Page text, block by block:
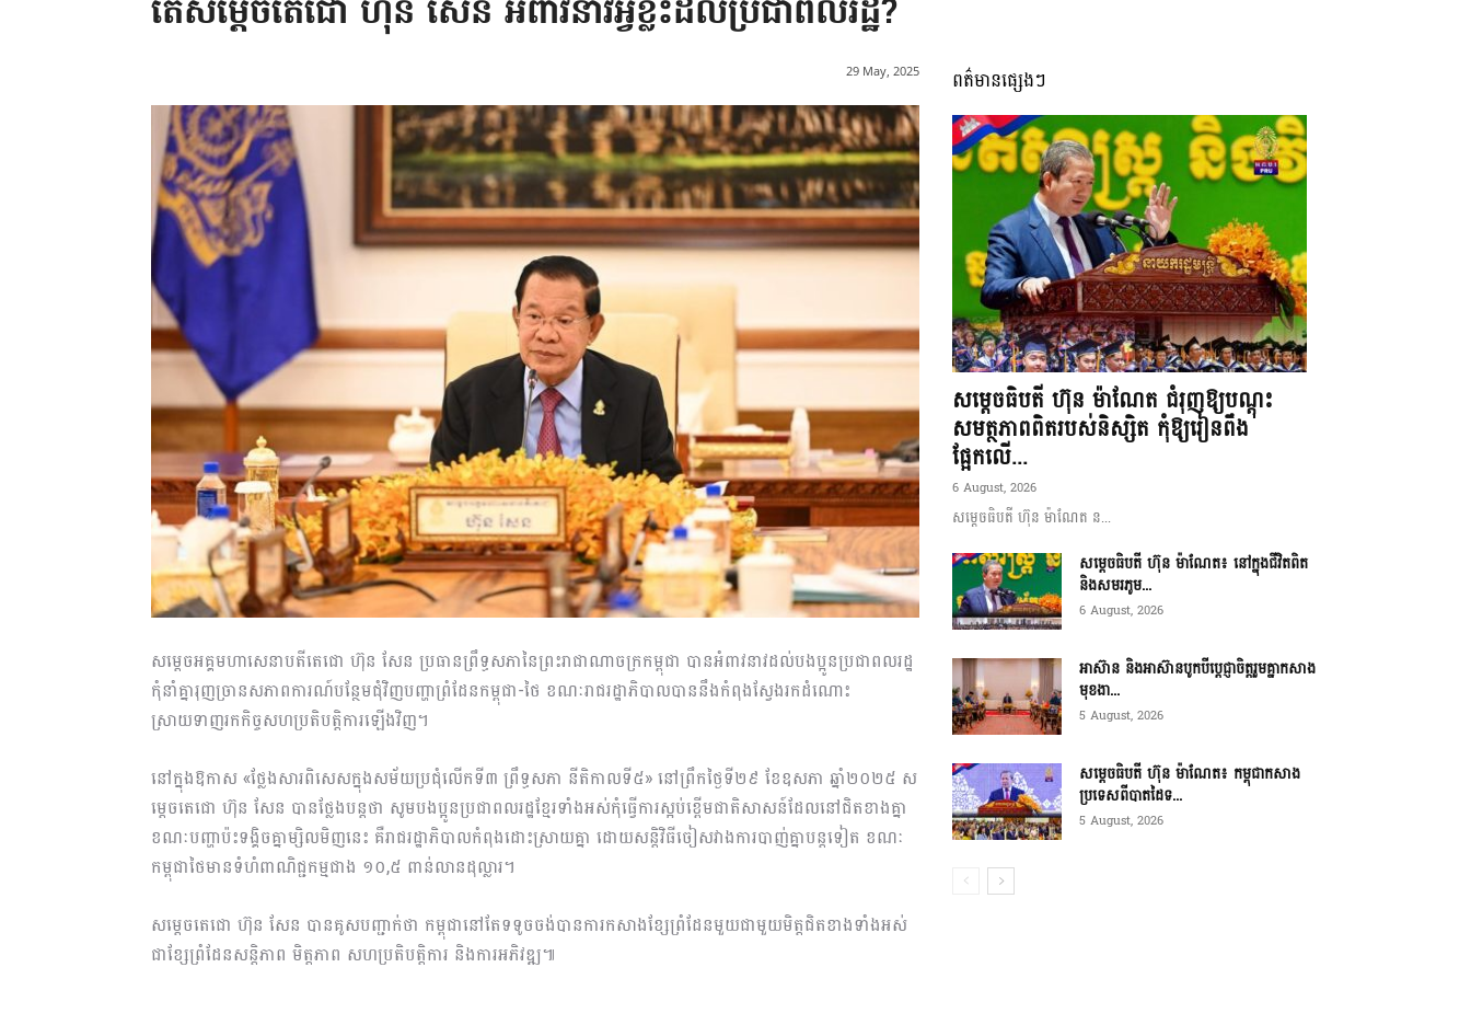
អង្គ
ព័ត៌មាន​
និង
ប្រតិកម្ម
តើសម្តេចតេជោ ហ៊ុន សែន អំពាវនាវអ្វីខ្លះដល់ប្រជាពលរដ្ឋ?
29 May, 2025
សម្តេចអគ្គមហាសេនាបតីតេជោ ហ៊ុន សែន ប្រធានព្រឹទ្ធសភានៃព្រះរាជាណាចក្រកម្ពុជា បានអំពាវនាវដល់បងប្អូនប្រជាពលរដ្ឋ
កុំនាំគ្នារុញច្រានសភាពការណ៍បន្ថែមជុំវិញបញ្ហាព្រំដែនកម្ពុជា-ថៃ ខណៈរាជរដ្ឋាភិបាលបាននឹងកំពុងស្វែងរកដំណោះ
ស្រាយទាញរកកិច្ចសហប្រតិបត្តិការឡើងវិញ។
នៅក្នុងឱកាស «ថ្លែងសារពិសេសក្នុងសម័យប្រជុំលើកទី៣ ព្រឹទ្ធសភា នីតិកាលទី៥» នៅព្រឹកថ្ងៃទី២៩ ខែឧសភា ឆ្នាំ២០២៥ ស
ម្តេចតេជោ ហ៊ុន សែន បានថ្លែងបន្តថា សូមបងប្អូនប្រជាពលរដ្ឋខ្មែរទាំងអស់កុំធ្វើការស្អប់ខ្ពើមជាតិសាសន៍ដែលនៅជិតខាងគ្នា
ខណៈបញ្ហាប៉ះទង្គិចគ្នាម្សិលមិញនេះ គឺរាជរដ្ឋាភិបាលកំពុងដោះស្រាយគ្នា ដោយសន្តិវិធីចៀសវាងការបាញ់គ្នាបន្តទៀត ខណៈ
កម្ពុជាថៃមានទំហំពាណិជ្ជកម្មជាង ១០,៥ ពាន់លានដុល្លារ។
សម្តេចតេជោ ហ៊ុន សែន បានគូសបញ្ជាក់ថា កម្ពុជានៅតែទទូចចង់បានការកសាងខ្សែព្រំដែនមួយជាមួយមិត្តជិតខាងទាំងអស់
ជាខ្សែព្រំដែនសន្តិភាព មិត្តភាព សហប្រតិបត្តិការ និងការអភិវឌ្ឍ៕
ពត៌មានផ្សេងៗ
សម្តេចធិបតី ហ៊ុន ម៉ាណែត ជំរុញឱ្យបណ្តុះ
សមត្ថភាពពិតរបស់និស្សិត កុំឱ្យរៀនពឹង
ផ្អែកលើ...
6 August, 2026
សម្តេចធិបតី ហ៊ុន ម៉ាណែត ន...
សម្តេចធិបតី ហ៊ុន ម៉ាណែត៖ នៅក្នុងជីវិតពិត
និងសមរភូម...
6 August, 2026
អាស៊ាន និងអាស៊ានបូកបីប្តេជ្ញាចិត្តរួមគ្នាកសាង
មុខងា...
5 August, 2026
សម្ដេចធិបតី ហ៊ុន ម៉ាណែត៖ កម្ពុជាកសាង
ប្រទេសពីបាតដៃទ...
5 August, 2026